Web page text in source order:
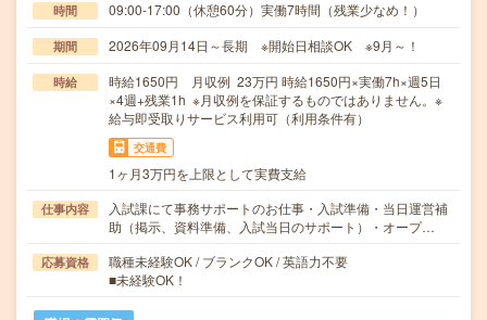
時間 09:00-17:00（休憩60分）実働7時間（残業少なめ！）
期間 2026年09月14日～長期 ※開始日相談OK ※9月～！
時給
時給1650円 月収例 23万円 時給1650円×実働7h×週5日
×4週+残業1h ※月収例を保証するものではありません。※
給与即受取りサービス利用可（利用条件有）
交通費
1ヶ月3万円を上限として実費支給
仕事内容
入試課にて事務サポートのお仕事・入試準備・当日運営補
助（掲示、資料準備、入試当日のサポート）・オープ…
応募資格
職種未経験OK / ブランクOK / 英語力不要
■未経験OK！